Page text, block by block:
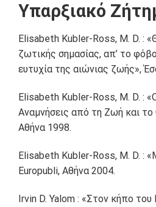
Υπαρξιακό
Elisabeth Kubler-Ross, M. D. :
ζωτικής σημασίας, απ’ το
ευτυχία της αιώνιας ζωής»,
Elisabeth Kubler-Ross, M. D. :
Αναμνήσεις από τη Ζωή και
Αθήνα 1998.
Elisabeth Kubler-Ross, M. D. :
Europubli, Αθήνα 2004.
Irvin D. Yalom : «Στον κήπο